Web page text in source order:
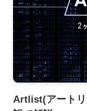
Artlist(アート